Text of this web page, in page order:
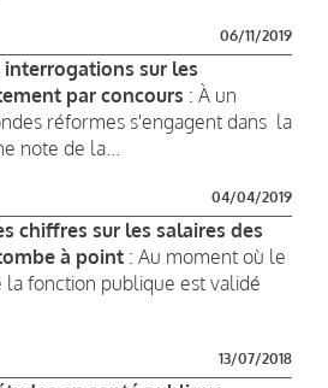
06/11/2019
sur les
par concours : À un
réformes s'engagent dans la
note de la...
04/04/2019
chiffres sur les salaires des
à point : Au moment où le
fonction publique est validé
13/07/2018